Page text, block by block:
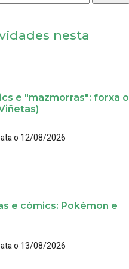
nesta
e "mazmorras": forxa o
o 12/08/2026
e cómics: Pokémon e
o 13/08/2026